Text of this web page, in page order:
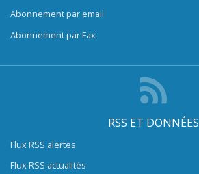
Abonnement par email
Abonnement par Fax
RSS ET DONNÉES
Flux RSS alertes
Flux RSS actualités